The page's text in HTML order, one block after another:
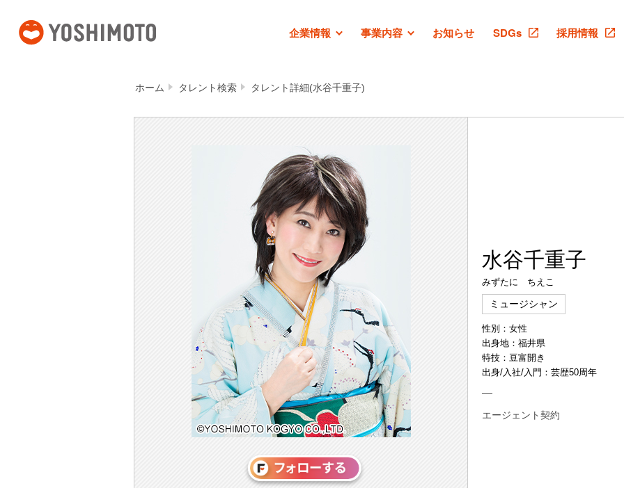
企業情報 事業内容 お知らせ SDGs 採用情報
ホーム タレント検索 タレント詳細(水谷千重子)
水谷千重子
みずたに ちえこ
ミュージシャン
性別：女性
出身地：福井県
特技：豆富開き
出身/入社/入門：芸歴50周年
エージェント契約